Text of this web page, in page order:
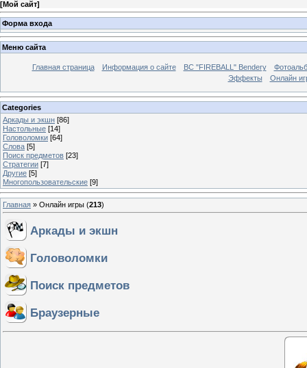
[Мой сайт]
Форма входа
Меню сайта
Главная страница Информация о сайте BC "FIREBALL" Bendery
Эффекты
Онлайн
Categories
Аркады и экшн [86]
Настольные [14]
Головоломки [64]
Слова [5]
Поиск предметов [23]
Стратегии [7]
Другие [5]
Многопользовательские [9]
Главная » Онлайн игры (213)
Аркады и экшн
Головоломки
Поиск предметов
Браузерные